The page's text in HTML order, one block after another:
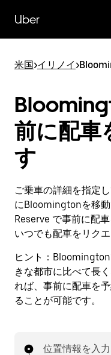
Uber
米国>イリノイ>
前に配車
す
ご乗車の詳細を指定
にBloomingtonを移
Reserve で事前に配
いつでも配車をリクエ
ヒント： Bloomington
きな都市に比べて長
れば、事前に配車を
ることが可能です。
位置情報を入力